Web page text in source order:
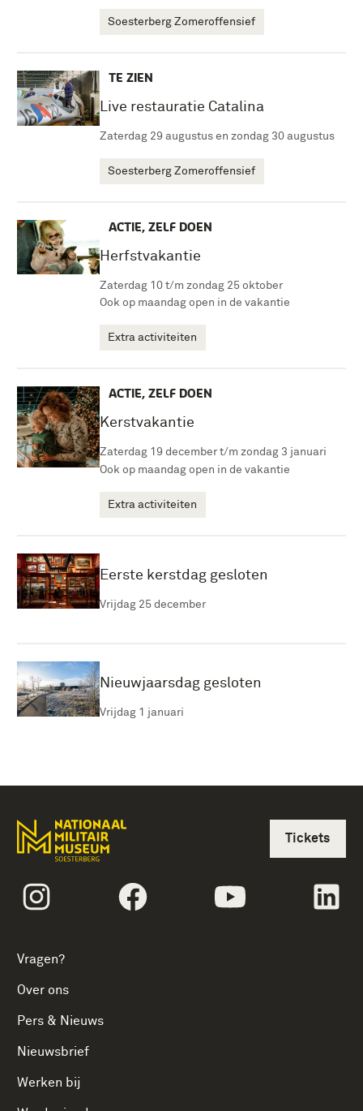
Soesterberg Zomeroffensief
TE ZIEN
Live restauratie Catalina
Zaterdag 29 augustus en zondag 30 augustus
Soesterberg Zomeroffensief
ACTIE, ZELF DOEN
Herfstvakantie
Zaterdag 10 t/m zondag 25 oktober
Ook op maandag open in de vakantie
Extra activiteiten
ACTIE, ZELF DOEN
Kerstvakantie
Zaterdag 19 december t/m zondag 3 januari
Ook op maandag open in de vakantie
Extra activiteiten
Eerste kerstdag gesloten
Vrijdag 25 december
Nieuwjaarsdag gesloten
Vrijdag 1 januari
volgtekstInstagramvolgtekstFacebookvolgtekstYoutube
Vragen?
Over ons
Pers & Nieuws
Nieuwsbrief
Werken bij
Tickets